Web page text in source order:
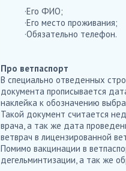
·Его ФИО;
·Его место проживания;
·Обязательно телефон.
Про ветпаспорт
В специально отведенных
документа прописывается
наклейка к обозначению
Такой документ считается
врача, а так же дата
ветврач в лицензированной
Помимо вакцинации в
дегельминтизации, а так же